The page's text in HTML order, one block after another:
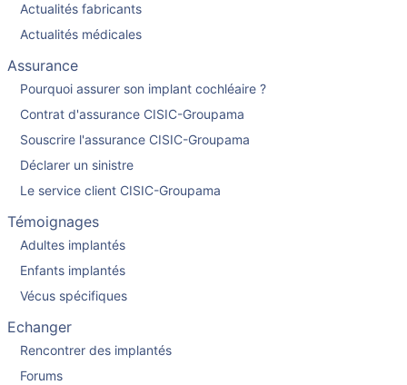
Actualités fabricants
Actualités médicales
Assurance
Pourquoi assurer son implant cochléaire ?
Contrat d'assurance CISIC-Groupama
Souscrire l'assurance CISIC-Groupama
Déclarer un sinistre
Le service client CISIC-Groupama
Témoignages
Adultes implantés
Enfants implantés
Vécus spécifiques
Echanger
Rencontrer des implantés
Forums